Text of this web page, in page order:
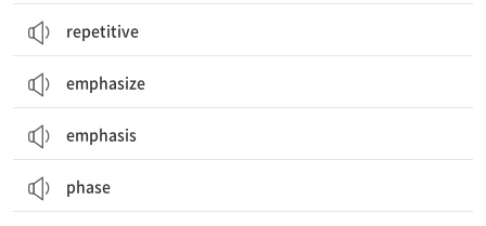
repetitive
emphasize
emphasis
phase